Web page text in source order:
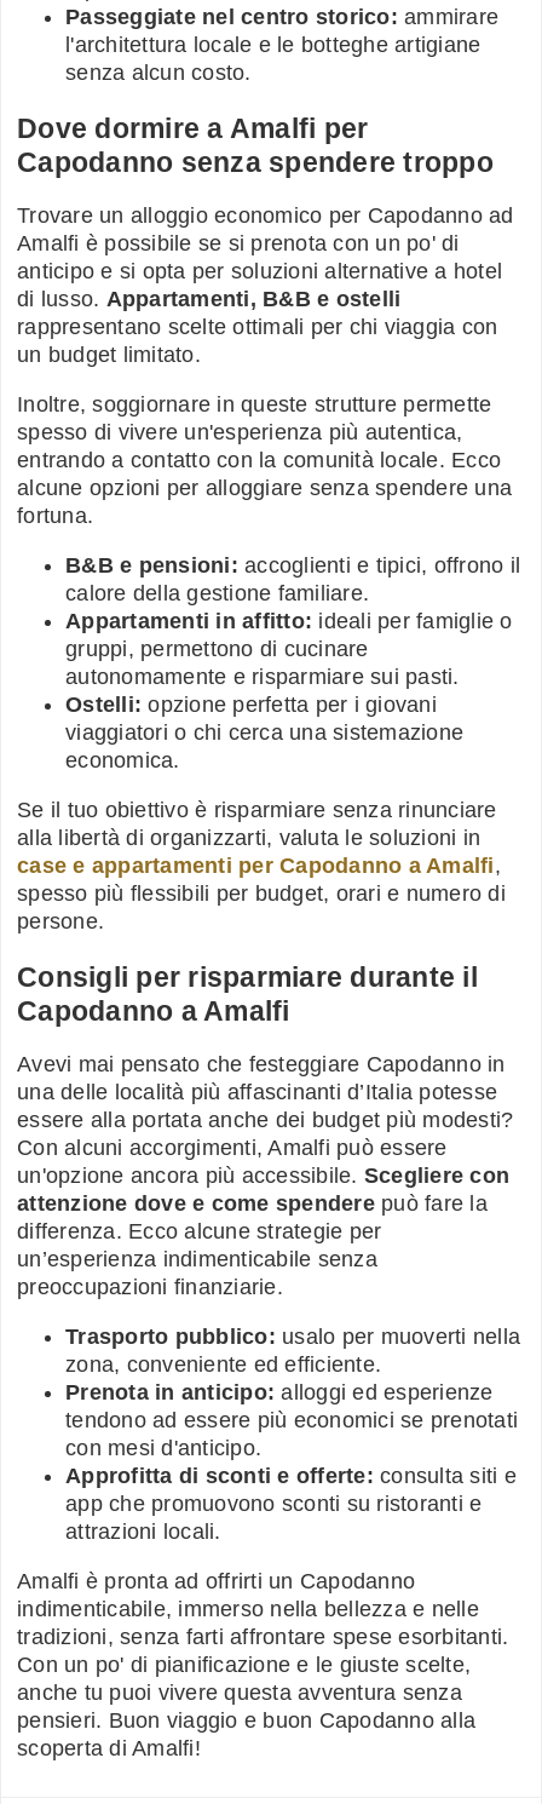
Passeggiate nel centro storico: ammirare
l'architettura locale e le botteghe artigiane
senza alcun costo.
Dove dormire a Amalfi per
Capodanno senza spendere troppo
Trovare un alloggio economico per Capodanno ad
Amalfi è possibile se si prenota con un po' di
anticipo e si opta per soluzioni alternative a hotel
di lusso. Appartamenti, B&B e ostelli
rappresentano scelte ottimali per chi viaggia con
un budget limitato.
Inoltre, soggiornare in queste strutture permette
spesso di vivere un'esperienza più autentica,
entrando a contatto con la comunità locale. Ecco
alcune opzioni per alloggiare senza spendere una
fortuna.
B&B e pensioni: accoglienti e tipici, offrono il
calore della gestione familiare.
Appartamenti in affitto: ideali per famiglie o
gruppi, permettono di cucinare
autonomamente e risparmiare sui pasti.
Ostelli: opzione perfetta per i giovani
viaggiatori o chi cerca una sistemazione
economica.
Se il tuo obiettivo è risparmiare senza rinunciare
alla libertà di organizzarti, valuta le soluzioni in
case e appartamenti per Capodanno a Amalfi,
spesso più flessibili per budget, orari e numero di
persone.
Consigli per risparmiare durante il
Capodanno a Amalfi
Avevi mai pensato che festeggiare Capodanno in
una delle località più affascinanti d’Italia potesse
essere alla portata anche dei budget più modesti?
Con alcuni accorgimenti, Amalfi può essere
un'opzione ancora più accessibile. Scegliere con
attenzione dove e come spenderepuò fare la
differenza. Ecco alcune strategie per
un’esperienza indimenticabile senza
preoccupazioni finanziarie.
Trasporto pubblico: usalo per muoverti nella
zona, conveniente ed efficiente.
Prenota in anticipo: alloggi ed esperienze
tendono ad essere più economici se prenotati
con mesi d'anticipo.
Approfitta di sconti e offerte: consulta siti e
app che promuovono sconti su ristoranti e
attrazioni locali.
Amalfi è pronta ad offrirti un Capodanno
indimenticabile, immerso nella bellezza e nelle
tradizioni, senza farti affrontare spese esorbitanti.
Con un po' di pianificazione e le giuste scelte,
anche tu puoi vivere questa avventura senza
pensieri. Buon viaggio e buon Capodanno alla
scoperta di Amalfi!